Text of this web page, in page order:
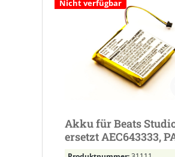
Nicht verfügbar
Akku für Beats
ersetzt AEC643333,
BT05